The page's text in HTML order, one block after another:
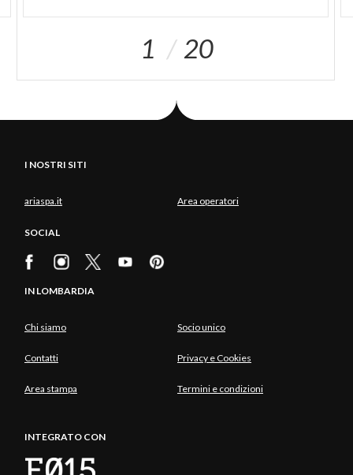
1 20
I NOSTRI SITI
ariaspa.it Area operatori
SOCIAL
IN LOMBARDIA
Chi siamo Socio unico
Contatti Privacy e Cookies
Area stampa Termini e condizioni
INTEGRATO CON